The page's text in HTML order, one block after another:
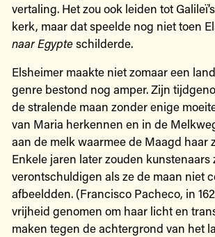
vertaling. Het zou ook leiden tot
kerk, maar dat speelde nog niet toen
naar Egypteschilderde.
Elsheimer maakte niet zomaar een
genre bestond nog amper. Zijn
de stralende maan zonder enige
van Maria herkennen en in de
aan de melk waarmee de Maagd haar
Enkele jaren later zouden kunstenaars
verontschuldigen als ze de maan niet
afbeeldden. (Francisco Pacheco, in
vrijheid genomen om haar licht en
maken tegen de achtergrond van het